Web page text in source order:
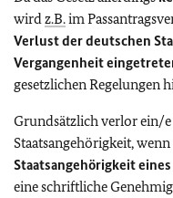
wird z.B.im
Verlust der deutschen
Vergangenheit
gesetzlichen Regelungen
Grundsätzlich verlor ein/
Staatsangehörigkeit,
Staatsangehörigkeit
eine schriftliche